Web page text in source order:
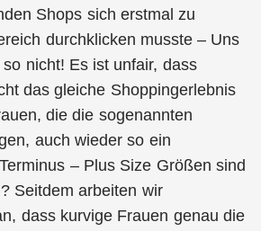
Shops sich erstmal zu
durchklicken musste – Uns
nicht! Es ist unfair, dass
das gleiche Shoppingerlebnis
die die sogenannten
auch wieder so ein
– Plus Size Größen sind
Seitdem arbeiten wir
dass kurvige Frauen genau die